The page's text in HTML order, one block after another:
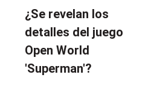
¿Se revelan los
detalles del juego
Open World
'Superman'?